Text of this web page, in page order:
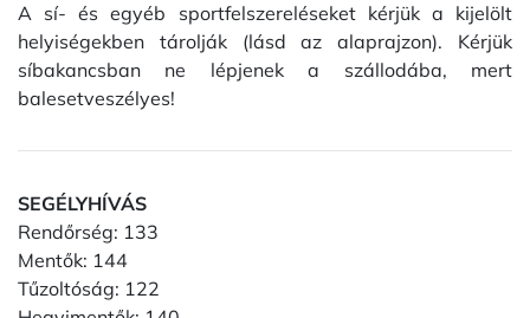
A sí- és egyéb sportfelszereléseket kérjük a kijelölt
helyiségekben tárolják (lásd az alaprajzon). Kérjük
síbakancsban ne lépjenek a szállodába, mert
balesetveszélyes!
SEGÉLYHÍVÁS
Rendőrség: 133
Mentők: 144
Tűzoltóság: 122